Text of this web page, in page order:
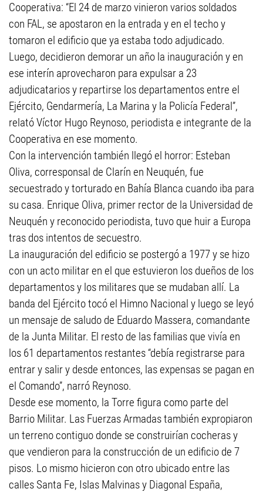
Cooperativa: “El 24 de marzo vinieron varios soldados
con FAL, se apostaron en la entrada y en el techo y
tomaron el edificio que ya estaba todo adjudicado.
Luego, decidieron demorar un año la inauguración y en
ese interín aprovecharon para expulsar a 23
adjudicatarios y repartirse los departamentos entre el
Ejército, Gendarmería, La Marina y la Policía Federal”,
relató Víctor Hugo Reynoso, periodista e integrante de la
Cooperativa en ese momento.
Con la intervención también llegó el horror: Esteban
Oliva, corresponsal de Clarín en Neuquén, fue
secuestrado y torturado en Bahía Blanca cuando iba para
su casa. Enrique Oliva, primer rector de la Universidad de
Neuquén y reconocido periodista, tuvo que huir a Europa
tras dos intentos de secuestro.
La inauguración del edificio se postergó a 1977 y se hizo
con un acto militar en el que estuvieron los dueños de los
departamentos y los militares que se mudaban allí. La
banda del Ejército tocó el Himno Nacional y luego se leyó
un mensaje de saludo de Eduardo Massera, comandante
de la Junta Militar. El resto de las familias que vivía en
los 61 departamentos restantes “debía registrarse para
entrar y salir y desde entonces, las expensas se pagan en
el Comando”, narró Reynoso.
Desde ese momento, la Torre figura como parte del
Barrio Militar. Las Fuerzas Armadas también expropiaron
un terreno contiguo donde se construirían cocheras y
que vendieron para la construcción de un edificio de 7
pisos. Lo mismo hicieron con otro ubicado entre las
calles Santa Fe, Islas Malvinas y Diagonal España,